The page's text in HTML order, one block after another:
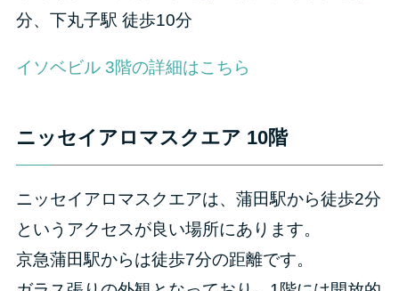
分、下丸子駅 徒歩10分
イソベビル 3階の詳細はこちら
ニッセイアロマスクエア 10階
ニッセイアロマスクエアは、蒲田駅から徒歩2分
というアクセスが良い場所にあります。
京急蒲田駅からは徒歩7分の距離です。